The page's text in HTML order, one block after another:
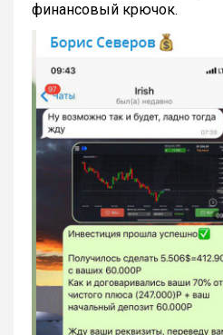
финансовый крючок.